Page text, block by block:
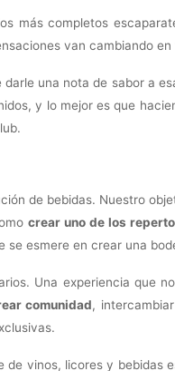
más completos
van cambiando
darle una nota de sabor a
y lo mejor es que
de bebidas. Nuestro
crear uno de los
esmere en crear una
Una experiencia que
comunidad,
vinos, licores y bebidas